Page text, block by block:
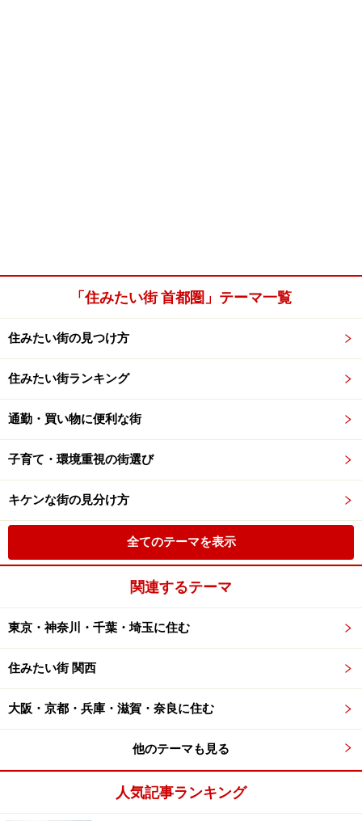
「住みたい街 首都圏」テーマ一覧
住みたい街の見つけ方
住みたい街ランキング
通勤・買い物に便利な街
子育て・環境重視の街選び
キケンな街の見分け方
全てのテーマを表示
関連するテーマ
東京・神奈川・千葉・埼玉に住む
住みたい街 関西
大阪・京都・兵庫・滋賀・奈良に住む
他のテーマも見る
人気記事ランキング